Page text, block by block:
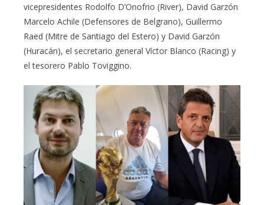
vicepresidentes Rodolfo D’Onofrio (River), David Garzón
Marcelo Achile (Defensores de Belgrano), Guillermo
Raed (Mitre de Santiago del Estero) y David Garzón
(Huracán), el secretario general Víctor Blanco (Racing) y
el tesorero Pablo Toviggino.